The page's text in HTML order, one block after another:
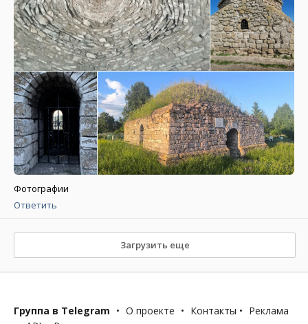
Фотографии
Ответить
Загрузить еще
Группа в Telegram • О проекте • Контакты • Реклама